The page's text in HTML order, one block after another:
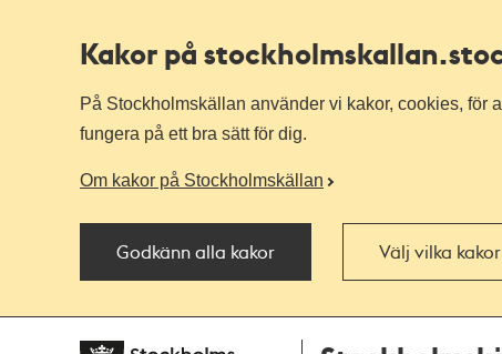
Kakor på stockholmskallan
På Stockholmskällan använder vi kakor, cookies, för
fungera på ett bra sätt för dig.
Om kakor på Stockholmskällan
Godkänn alla kakor Välj vilka